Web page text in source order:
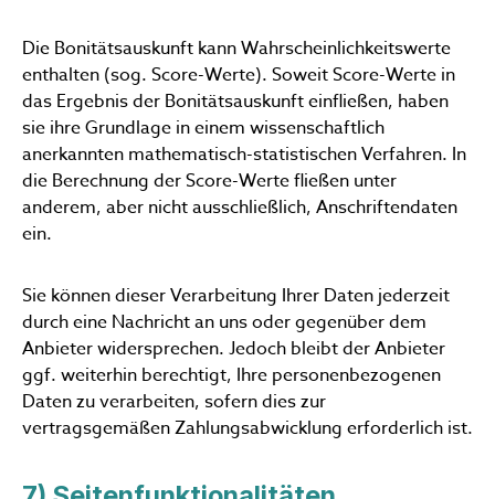
Die Bonitätsauskunft kann Wahrscheinlichkeitswerte
enthalten (sog. Score-Werte). Soweit Score-Werte in
das Ergebnis der Bonitätsauskunft einfließen, haben
sie ihre Grundlage in einem wissenschaftlich
anerkannten mathematisch-statistischen Verfahren. In
die Berechnung der Score-Werte fließen unter
anderem, aber nicht ausschließlich, Anschriftendaten
ein.
Sie können dieser Verarbeitung Ihrer Daten jederzeit
durch eine Nachricht an uns oder gegenüber dem
Anbieter widersprechen. Jedoch bleibt der Anbieter
ggf. weiterhin berechtigt, Ihre personenbezogenen
Daten zu verarbeiten, sofern dies zur
vertragsgemäßen Zahlungsabwicklung erforderlich ist.